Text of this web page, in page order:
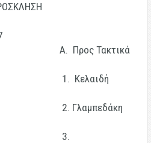
Τακτικά